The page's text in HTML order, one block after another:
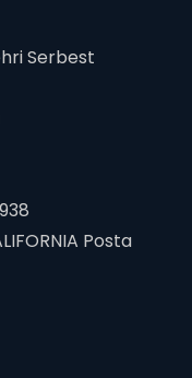
Serbest
Posta